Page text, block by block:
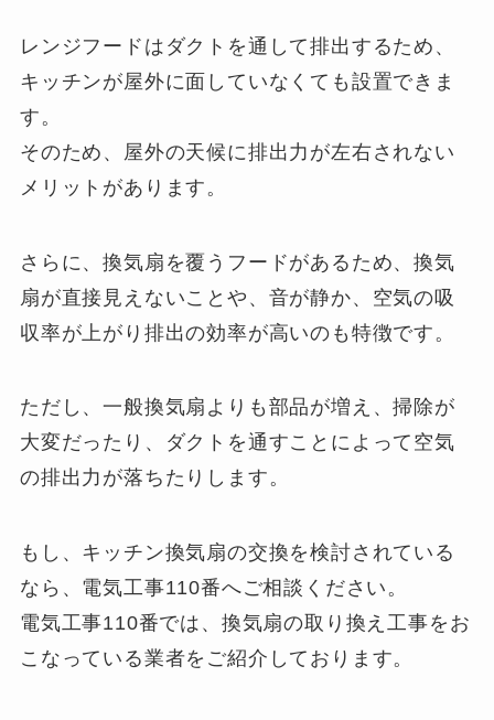
レンジフードはダクトを通して排出するため、
キッチンが屋外に面していなくても設置できま
す。
そのため、屋外の天候に排出力が左右されない
メリットがあります。
さらに、換気扇を覆うフードがあるため、換気
扇が直接見えないことや、音が静か、空気の吸
収率が上がり排出の効率が高いのも特徴です。
ただし、一般換気扇よりも部品が増え、掃除が
大変だったり、ダクトを通すことによって空気
の排出力が落ちたりします。
もし、キッチン換気扇の交換を検討されている
なら、電気工事110番へご相談ください。
電気工事110番では、換気扇の取り換え工事をお
こなっている業者をご紹介しております。